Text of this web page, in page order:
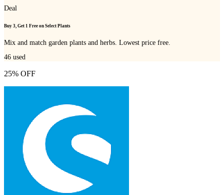
Deal
Buy 3, Get 1 Free on Select Plants
Mix and match garden plants and herbs. Lowest price free.
46 used
25% OFF